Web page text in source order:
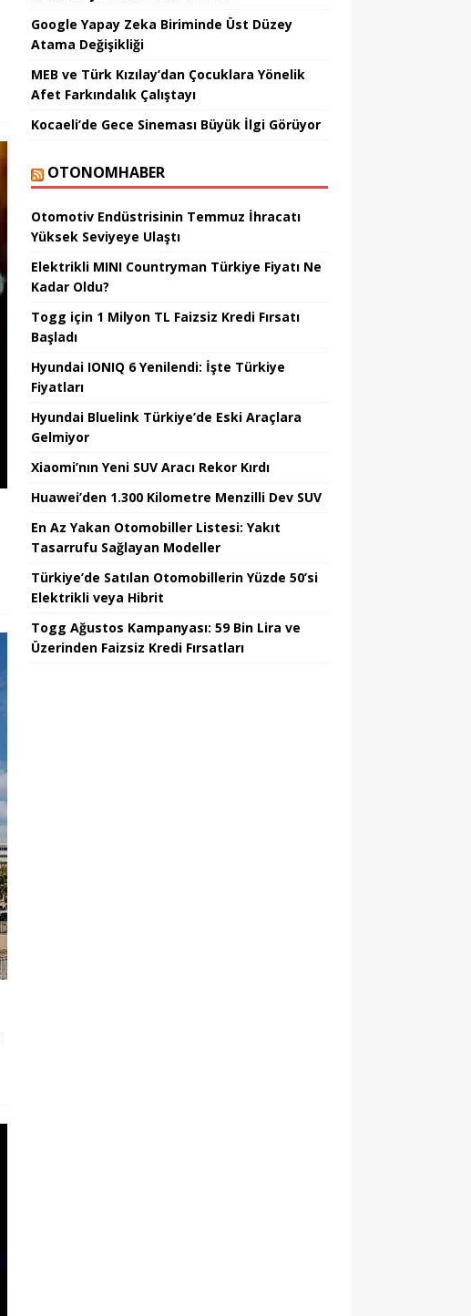
Google Yapay Zeka Biriminde Üst Düzey
Atama Değişikliği
MEB ve Türk Kızılay’dan Çocuklara Yönelik
Afet Farkındalık Çalıştayı
Kocaeli’de Gece Sineması Büyük İlgi Görüyor
OTONOMHABER
Otomotiv Endüstrisinin Temmuz İhracatı
Yüksek Seviyeye Ulaştı
Elektrikli MINI Countryman Türkiye Fiyatı Ne
Kadar Oldu?
Togg için 1 Milyon TL Faizsiz Kredi Fırsatı
Başladı
Hyundai IONIQ 6 Yenilendi: İşte Türkiye
Fiyatları
Hyundai Bluelink Türkiye’de Eski Araçlara
Gelmiyor
Xiaomi’nın Yeni SUV Aracı Rekor Kırdı
Huawei’den 1.300 Kilometre Menzilli Dev SUV
En Az Yakan Otomobiller Listesi: Yakıt
Tasarrufu Sağlayan Modeller
Türkiye’de Satılan Otomobillerin Yüzde 50’si
Elektrikli veya Hibrit
Togg Ağustos Kampanyası: 59 Bin Lira ve
Üzerinden Faizsiz Kredi Fırsatları